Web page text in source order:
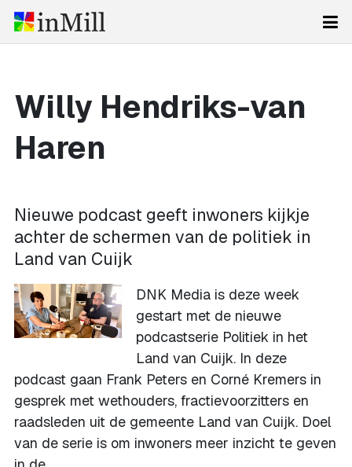
Willy Hendriks-van
Haren
Nieuwe podcast geeft inwoners kijkje
achter de schermen van de politiek in
Land van Cuijk
DNK Media is deze week
gestart met de nieuwe
podcastserie Politiek in het
Land van Cuijk. In deze
podcast gaan Frank Peters en Corné Kremers in
gesprek met wethouders, fractievoorzitters en
raadsleden uit de gemeente Land van Cuijk. Doel
van de serie is om inwoners meer inzicht te geven